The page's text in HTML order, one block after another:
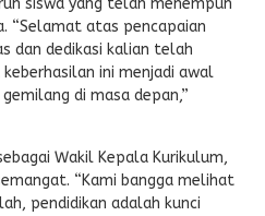
siswa yang telah menempuh
“Selamat atas pencapaian
dan dedikasi kalian telah
ini menjadi awal
di masa depan,”
Wakil Kepala Kurikulum,
“Kami bangga melihat
pendidikan adalah kunci